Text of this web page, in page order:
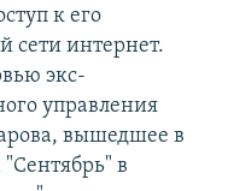
к его
сети интернет.
экс-
управления
вышедшее в
"Сентябрь" в